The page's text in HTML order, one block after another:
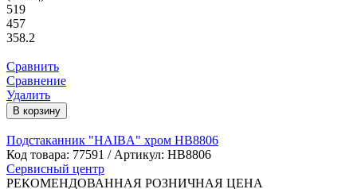
519
457
358.2
Сравнить
Сравнение
Удалить
В корзину
Подстаканник "HAIBA" хром HB8806
Код товара: 77591 / Артикул: HB8806
Сервисный центр
РЕКОМЕНДОВАННАЯ РОЗНИЧНАЯ ЦЕНА